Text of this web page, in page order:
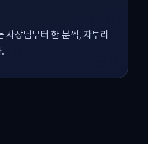
사장님부터 한 분씩, 자투리